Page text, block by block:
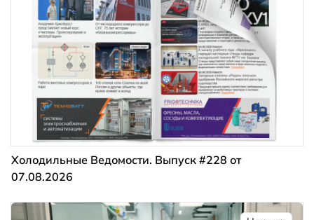
Холодильные Ведомости. Выпуск #228 от
07.08.2026